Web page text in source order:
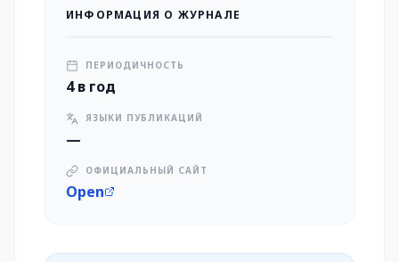
ИНФОРМАЦИЯ О ЖУРНАЛЕ
ПЕРИОДИЧНОСТЬ
4 в год
ЯЗЫКИ ПУБЛИКАЦИЙ
—
ОФИЦИАЛЬНЫЙ САЙТ
Open